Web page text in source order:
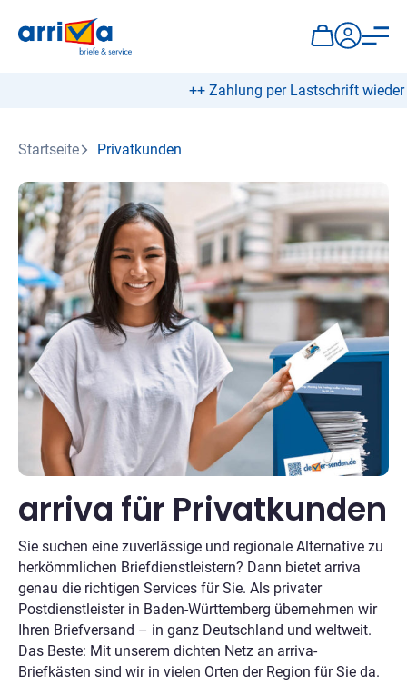
++ Zahlung per Lastschrift wieder
Startseite Privatkunden
arriva für Privatkunden
Sie suchen eine zuverlässige und regionale Alternative zu
herkömmlichen Briefdienstleistern? Dann bietet arriva
genau die richtigen Services für Sie. Als privater
Postdienstleister in Baden-Württemberg übernehmen wir
Ihren Briefversand – in ganz Deutschland und weltweit.
Das Beste: Mit unserem dichten Netz an arriva-
Briefkästen sind wir in vielen Orten der Region für Sie da.